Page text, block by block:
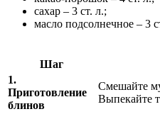
сахар – 3 ст. л.;
масло подсолнечное – 3
Шаг
1.
Приготовление
блинов
Смешайте
Выпекайте